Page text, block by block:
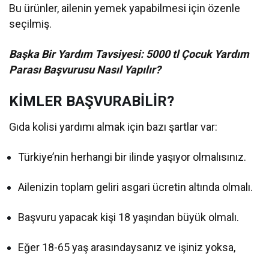
Bu ürünler, ailenin yemek yapabilmesi için özenle
seçilmiş.
Başka Bir Yardım Tavsiyesi: 5000 tl Çocuk Yardım
Parası Başvurusu Nasıl Yapılır?
KİMLER BAŞVURABİLİR?
Gıda kolisi yardımı almak için bazı şartlar var:
Türkiye’nin herhangi bir ilinde yaşıyor olmalısınız.
Ailenizin toplam geliri asgari ücretin altında olmalı.
Başvuru yapacak kişi 18 yaşından büyük olmalı.
Eğer 18-65 yaş arasındaysanız ve işiniz yoksa,